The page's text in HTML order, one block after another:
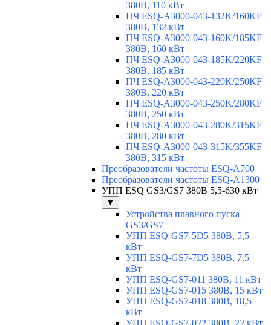
380В, 110 кВт
ПЧ ESQ-A3000-043-132K/160KF
380В, 132 кВт
ПЧ ESQ-A3000-043-160K/185KF
380В, 160 кВт
ПЧ ESQ-A3000-043-185K/220KF
380В, 185 кВт
ПЧ ESQ-A3000-043-220K/250KF
380В, 220 кВт
ПЧ ESQ-A3000-043-250K/280KF
380В, 250 кВт
ПЧ ESQ-A3000-043-280K/315KF
380В, 280 кВт
ПЧ ESQ-A3000-043-315K/355KF
380В, 315 кВт
Преобразователи частоты ESQ-A700
Преобразователи частоты ESQ-A1300
УПП ESQ GS3/GS7 380В 5,5-630 кВт
▼
Устройства плавного пуска
GS3/GS7
УПП ESQ-GS7-5D5 380В, 5,5
кВт
УПП ESQ-GS7-7D5 380В, 7,5
кВт
УПП ESQ-GS7-011 380В, 11 кВт
УПП ESQ-GS7-015 380В, 15 кВт
УПП ESQ-GS7-018 380В, 18,5
кВт